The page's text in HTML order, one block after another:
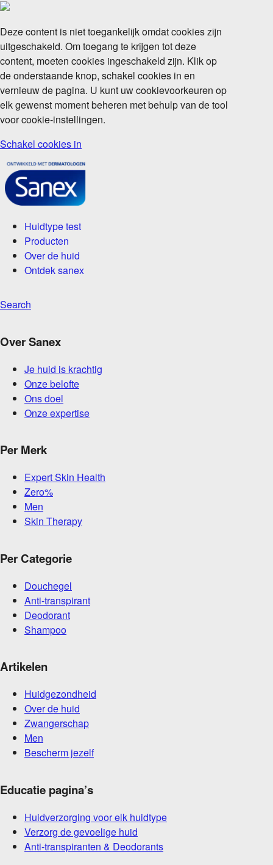
Deze content is niet toegankelijk omdat cookies zijn
uitgeschakeld. Om toegang te krijgen tot deze
content, moeten cookies ingeschakeld zijn. Klik op
de onderstaande knop, schakel cookies in en
vernieuw de pagina. U kunt uw cookievoorkeuren op
elk gewenst moment beheren met behulp van de tool
voor cookie-instellingen.
Schakel cookies in
Huidtype test
Producten
Over de huid
Ontdek sanex
Search
Over Sanex
Je huid is krachtig
Onze belofte
Ons doel
Onze expertise
Per Merk
Expert Skin Health
Zero%
Men
Skin Therapy
Per Categorie
Douchegel
Anti-transpirant
Deodorant
Shampoo
Artikelen
Huidgezondheid
Over de huid
Zwangerschap
Men
Bescherm jezelf
Educatie pagina’s
Huidverzorging voor elk huidtype
Verzorg de gevoelige huid
Anti-transpiranten & Deodorants